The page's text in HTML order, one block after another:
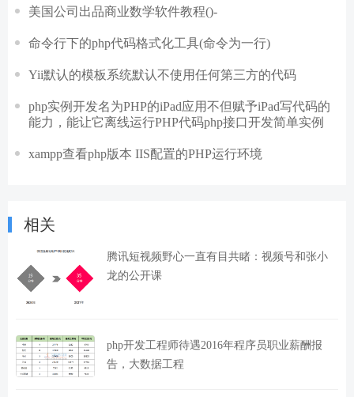
美国公司出品商业数学软件教程()-
命令行下的php代码格式化工具(命令为一行)
Yii默认的模板系统默认不使用任何第三方的代码
php实例开发名为PHP的iPad应用不但赋予iPad写代码的
能力，能让它离线运行PHP代码php接口开发简单实例
xampp查看php版本 IIS配置的PHP运行环境
相关
腾讯短视频野心一直有目共睹：视频号和张小
龙的公开课
php开发工程师待遇2016年程序员职业薪酬报
告，大数据工程